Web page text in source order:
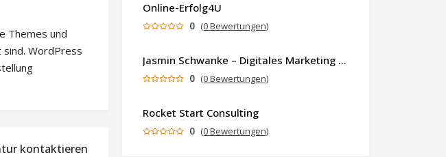
Themes und
sind. WordPress
kontaktieren
Online-Erfolg4U
0 (0 Bewertungen)
Jasmin Schwanke – Digitales Marketing & KI-gestützte Contenterstellung
0 (0 Bewertungen)
Rocket Start Consulting
0 (0 Bewertungen)